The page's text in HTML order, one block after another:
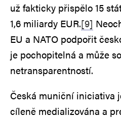
už fakticky přispělo 15
1,6 miliardy EUR.[9]
EU a NATO podpořit
je pochopitelná a může
netransparentností.
Česká muniční iniciativa
cíleně medializována a